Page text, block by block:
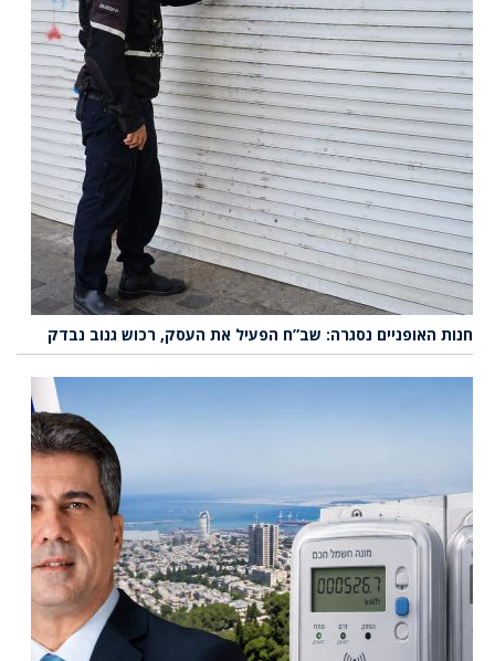
חנות האופניים נסגרה: שב”ח הפעיל את העסק, רכוש גנוב נבדק